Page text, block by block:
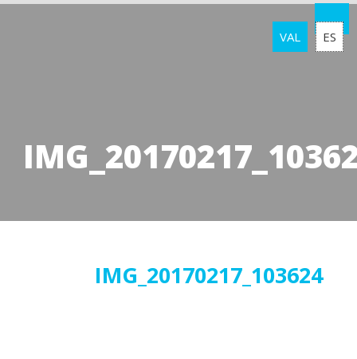
VAL ES
IMG_20170217_103624